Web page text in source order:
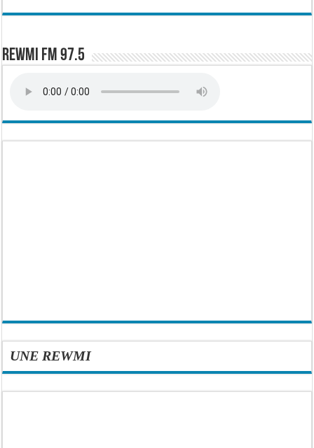
Rewmi FM 97.5
UNE REWMI